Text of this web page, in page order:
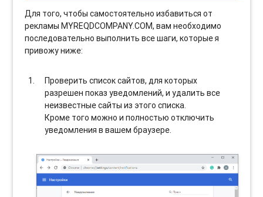
Для того, чтобы самостоятельно избавиться от
рекламы MYREQDCOMPANY.COM, вам необходимо
последовательно выполнить все шаги, которые я
привожу ниже:
Проверить список сайтов, для которых
разрешен показ уведомлений, и удалить все
неизвестные сайты из этого списка.
Кроме того можно и полностью отключить
уведомления в вашем браузере.